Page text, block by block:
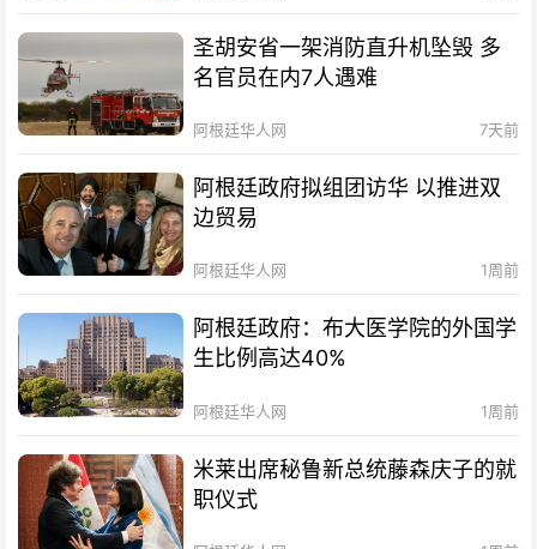
圣胡安省一架消防直升机坠毁 多
名官员在内7人遇难
阿根廷华人网 7天前
阿根廷政府拟组团访华 以推进双
边贸易
阿根廷华人网 1周前
阿根廷政府：布大医学院的外国学
生比例高达40%
阿根廷华人网 1周前
米莱出席秘鲁新总统藤森庆子的就
职仪式